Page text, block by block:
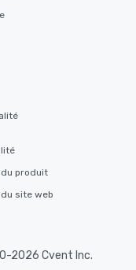
produit
site web
2026 Cvent Inc.